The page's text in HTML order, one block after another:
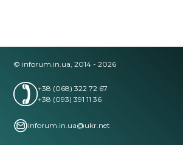
© inforum.in.ua, 2014 - 2026
+38 (068) 322 72 67
+38 (093) 391 11 36
inforum.in.ua@ukr.net